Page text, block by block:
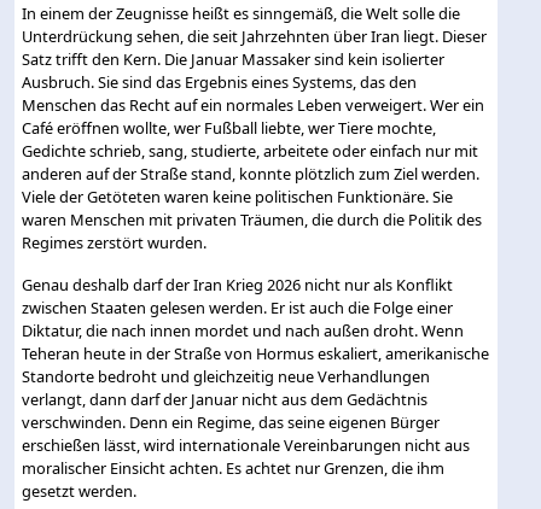
In einem der Zeugnisse heißt es sinngemäß, die Welt solle die
Unterdrückung sehen, die seit Jahrzehnten über Iran liegt. Dieser
Satz trifft den Kern. Die Januar Massaker sind kein isolierter
Ausbruch. Sie sind das Ergebnis eines Systems, das den
Menschen das Recht auf ein normales Leben verweigert. Wer ein
Café eröffnen wollte, wer Fußball liebte, wer Tiere mochte,
Gedichte schrieb, sang, studierte, arbeitete oder einfach nur mit
anderen auf der Straße stand, konnte plötzlich zum Ziel werden.
Viele der Getöteten waren keine politischen Funktionäre. Sie
waren Menschen mit privaten Träumen, die durch die Politik des
Regimes zerstört wurden.
Genau deshalb darf der Iran Krieg 2026 nicht nur als Konflikt
zwischen Staaten gelesen werden. Er ist auch die Folge einer
Diktatur, die nach innen mordet und nach außen droht. Wenn
Teheran heute in der Straße von Hormus eskaliert, amerikanische
Standorte bedroht und gleichzeitig neue Verhandlungen
verlangt, dann darf der Januar nicht aus dem Gedächtnis
verschwinden. Denn ein Regime, das seine eigenen Bürger
erschießen lässt, wird internationale Vereinbarungen nicht aus
moralischer Einsicht achten. Es achtet nur Grenzen, die ihm
gesetzt werden.